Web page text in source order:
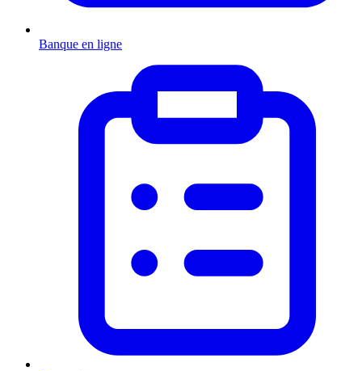
Banque en ligne